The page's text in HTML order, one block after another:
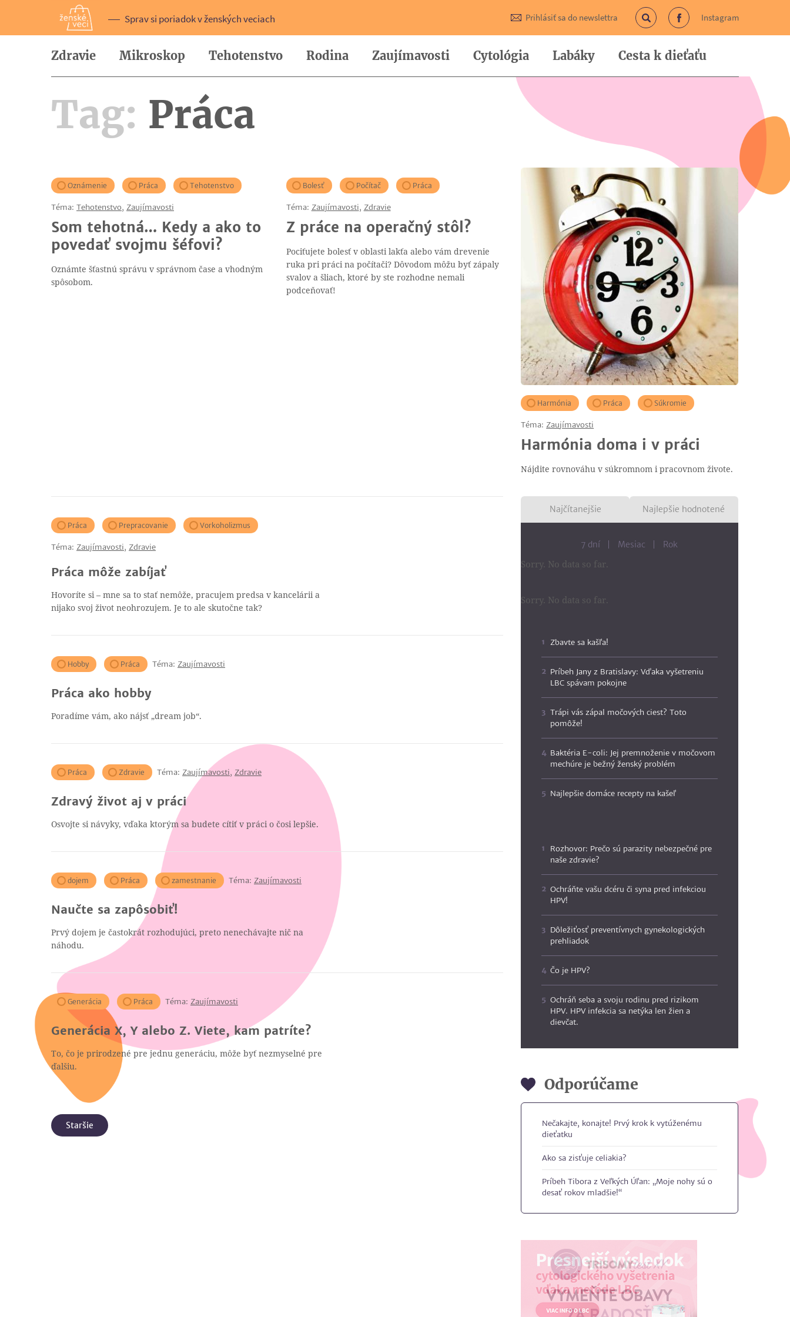
Sprav si poriadok v ženských veciach Prihlásiť sa do newslettra
VyhľadávanieFacebook
Instagram
Zdravie Mikroskop Tehotenstvo Rodina Zaujímavosti Cytológia Labáky Cesta k dieťaťu
Tag: Práca
Oznámenie Práca Tehotenstvo
Téma: Tehotenstvo, Zaujímavosti
Som tehotná… Kedy a ako to
povedať svojmu šéfovi?
Oznámte šťastnú správu v správnom čase a vhodným
spôsobom.
Bolesť Počítač Práca
Téma: Zaujímavosti, Zdravie
Z práce na operačný stôl?
Pociťujete bolesť v oblasti lakťa alebo vám drevenie
ruka pri práci na počítači? Dôvodom môžu byť zápaly
svalov a šliach, ktoré by ste rozhodne nemali
podceňovať!
Harmónia Práca Súkromie
Téma:Zaujímavosti
Harmónia doma i v práci
Nájdite rovnováhu v súkromnom i pracovnom živote.
Práca Prepracovanie Vorkoholizmus
Téma: Zaujímavosti, Zdravie
Práca môže zabíjať
Hovoríte si – mne sa to stať nemôže, pracujem predsa v kancelárii a
nijako svoj život neohrozujem. Je to ale skutočne tak?
Hobby Práca Téma: Zaujímavosti
Práca ako hobby
Poradíme vám, ako nájsť „dream job“.
Práca Zdravie Téma: Zaujímavosti, Zdravie
Zdravý život aj v práci
Osvojte si návyky, vďaka ktorým sa budete cítiť v práci o čosi lepšie.
dojem Práca zamestnanie Téma: Zaujímavosti
Naučte sa zapôsobiť!
Prvý dojem je častokrát rozhodujúci, preto nenechávajte nič na
náhodu.
Generácia Práca Téma: Zaujímavosti
Generácia X, Y alebo Z. Viete, kam patríte?
To, čo je prirodzené pre jednu generáciu, môže byť nezmyselné pre
ďalšiu.
Staršie
Najčítanejšie Najlepšie hodnotené
7 dní Mesiac Rok
Sorry. No data so far.
Sorry. No data so far.
Zbavte sa kašľa!
Príbeh Jany z Bratislavy: Vďaka vyšetreniu
LBC spávam pokojne
Trápi vás zápal močových ciest? Toto
pomôže!
Baktéria E-coli: Jej premnoženie v močovom
mechúre je bežný ženský problém
Najlepšie domáce recepty na kašeľ
Rozhovor: Prečo sú parazity nebezpečné pre
naše zdravie?
Ochráňte vašu dcéru či syna pred infekciou
HPV!
Dôležiťosť preventívnych gynekologických
prehliadok
Čo je HPV?
Ochráň seba a svoju rodinu pred rizikom
HPV. HPV infekcia sa netýka len žien a
dievčat.
Odporúčame
Nečakajte, konajte! Prvý krok k vytúženému
dieťatku
Ako sa zisťuje celiakia?
Príbeh Tibora z Veľkých Úľan: „Moje nohy sú o
desať rokov mladšie!“